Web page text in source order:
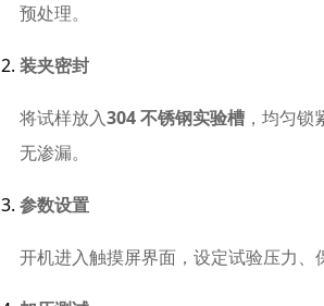
预处理。
装夹密封
将试样放入304 不锈钢实验槽 ，均匀
无渗漏。
参数设置
开机进入触摸屏界面，设定试验压力、